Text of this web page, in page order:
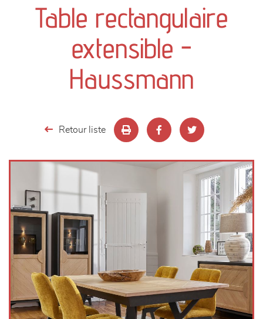
séjours
meubles de complément
chambres et dressing
Table rectangulaire
extensible -
Haussmann
Retour liste